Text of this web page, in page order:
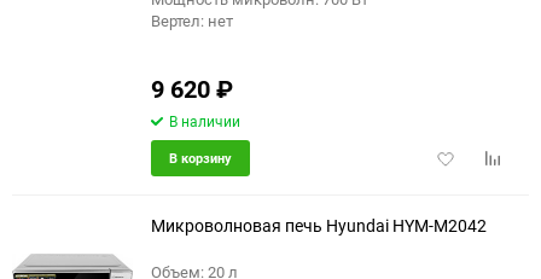
Вертел: нет
9 620₽
В наличии
Добавить
В корзину
Микроволновая печь Hyundai HYM-M2042
Объем: 20 л